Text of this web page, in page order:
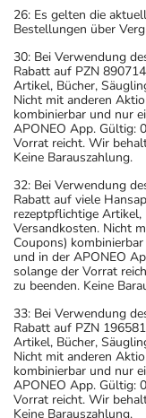
26: Es gelten die
Bestellungen über
30: Bei Verwendung
Rabatt auf PZN
Artikel, Bücher,
Nicht mit anderen
kombinierbar und nur
APONEO App. Gültig:
Vorrat reicht. Wir
Keine Barauszahlung.
32: Bei Verwendung
Rabatt auf viele
rezeptpflichtige
Versandkosten. Nicht
Coupons)
und in der APONEO
solange der Vorrat
zu beenden. Keine
33: Bei Verwendung
Rabatt auf PZN
Artikel, Bücher,
Nicht mit anderen
kombinierbar und nur
APONEO App. Gültig:
Vorrat reicht. Wir
Keine Barauszahlung.